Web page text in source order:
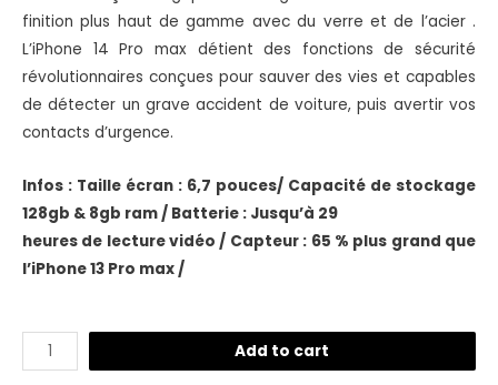
finition plus haut de gamme avec du verre et de l’acier .
L’iPhone 14 Pro max détient des fonctions de sécurité
révolutionnaires conçues pour sauver des vies et capables
de détecter un grave accident de voiture, puis avertir vos
contacts d’urgence.
Infos : Taille écran : 6,7 pouces/ Capacité de stockage
128gb & 8gb ram / Batterie : Jusqu’à 29
heures de lecture vidéo / Capteur : 65 % plus grand que
l’iPhone 13 Pro max /
Add to cart